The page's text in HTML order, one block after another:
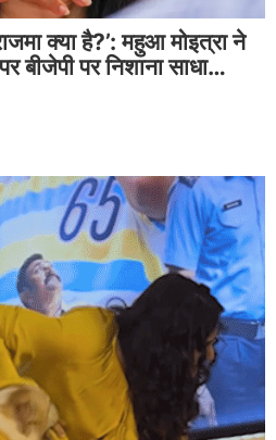
क्या है?’: महुआ मोइत्रा ने
बीजेपी पर निशाना साधा…